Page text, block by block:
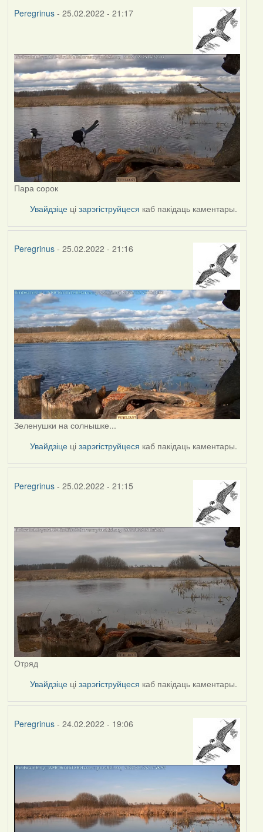
Peregrinus- 25.02.2022 - 21:17
Пара сорок
Увайдзіце цізарэгіструйцеся каб пакідаць каментары.
Peregrinus- 25.02.2022 - 21:16
Зеленушки на солнышке...
Увайдзіце цізарэгіструйцеся каб пакідаць каментары.
Peregrinus- 25.02.2022 - 21:15
Отряд
Увайдзіце цізарэгіструйцеся каб пакідаць каментары.
Peregrinus- 24.02.2022 - 19:06